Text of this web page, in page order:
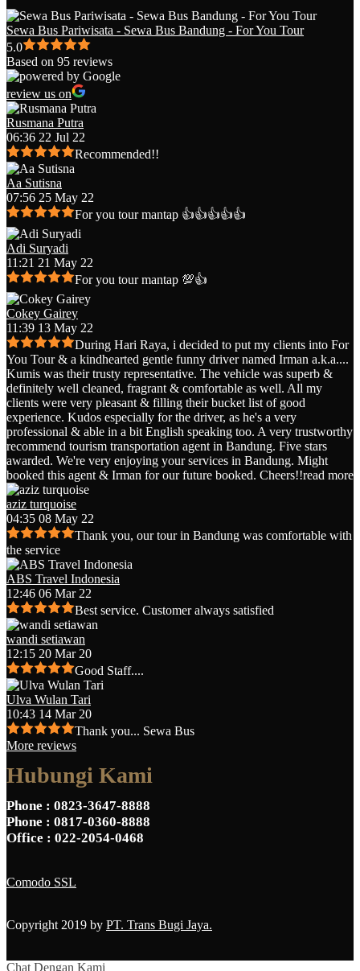
Sewa Bus Pariwisata - Sewa Bus Bandung - For You Tour
5.0
Based on 95 reviews
review us on
Rusmana Putra
06:36 22 Jul 22
Recommended!!
Aa Sutisna
07:56 25 May 22
For you tour mantap 👍👍👍👍👍
Adi Suryadi
11:21 21 May 22
For you tour mantap 💯👍
Cokey Gairey
11:39 13 May 22
During Hari Raya, i decided to put my clients into For
You Tour & a kindhearted gentle funny driver named Irman a.k.a....
Kumis was their trusty representative. The vehicle was superb &
definitely well cleaned, fragrant & comfortable as well. All my
clients were very pleasant & filling their bucket list of good
experience. Kudos especially for the driver, as he's a very
professional & able in a bit English speaking too. A very trustworthy
recommend tourism transportation agent in Bandung. Five stars
awarded. We're very enjoying your services in Bandung. Might
booked this agent & Irman for our future booked. Cheers!!read more
aziz turquoise
04:35 08 May 22
Thank you, our tour in Bandung was comfortable with
the service
ABS Travel Indonesia
12:46 06 Mar 22
Best service. Customer always satisfied
wandi setiawan
12:15 20 Mar 20
Good Staff....
Ulva Wulan Tari
10:43 14 Mar 20
Thank you... Sewa Bus
More reviews
Hubungi Kami
Phone : 0823-3647-8888
Phone : 0817-0360-8888
Office : 022-2054-0468
Comodo SSL
Copyright 2019 by PT. Trans Bugi Jaya.
Chat Dengan Kami